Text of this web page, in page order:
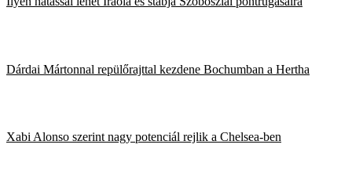
Dárdai Mártonnal repülőrajttal kezdene Bochumban a Hertha
Xabi Alonso szerint nagy potenciál rejlik a Chelsea-ben